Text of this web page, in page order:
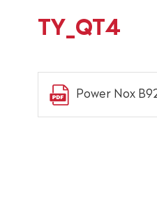
TY_QT4
Power Nox